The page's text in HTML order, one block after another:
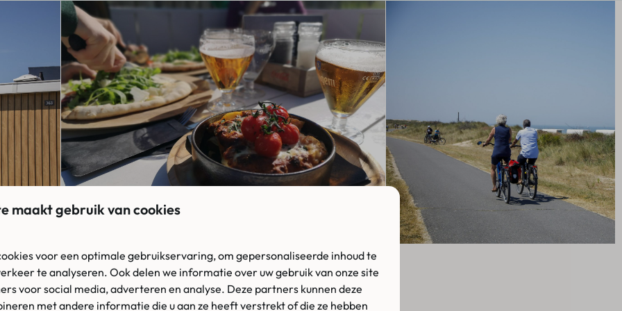
SAMEN DE ZEEUWSE OMGEVING
maakt gebruik van cookies
voor een optimale gebruikservaring, om gepersonaliseerde inhoud te
te analyseren. Ook delen we informatie over uw gebruik van onze site
voor social media, adverteren en analyse. Deze partners kunnen deze
met andere informatie die u aan ze heeft verstrekt of die ze hebben